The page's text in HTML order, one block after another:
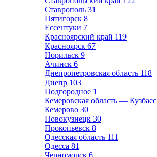
Ставрополь 31
Пятигорск 8
Ессентуки 7
Красноярский край 119
Красноярск 67
Норильск 9
Ачинск 6
Днепропетровская область 118
Днепр 103
Подгородное 1
Кемеровская область — Кузбасс
Кемерово 30
Новокузнецк 30
Прокопьевск 8
Одесская область 111
Одесса 81
Черноморск 6